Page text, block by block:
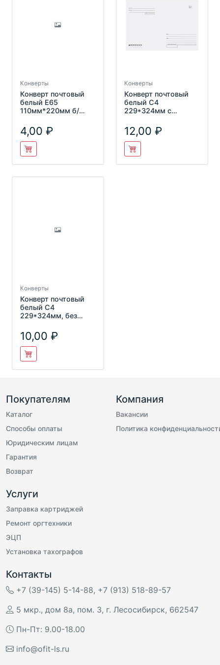
Конверты
Конверт почтовый
белый E65
110мм*220мм б/
4,00
Конверты
Конверт почтовый
белый С4
229*324мм с
отр. лента Ряжская
12,00
Конверты
Конверт почтовый
белый С4
229*324мм, без
запечаткой, 90гр/м2
10,00
Покупателям
Каталог
Способы оплаты
Юридическим лицам
Гарантия
Возврат
Компания
Вакансии
Политика
Услуги
Заправка картриджей
Ремонт оргтехники
ЭЦП
Установка тахографов
Контакты
+7 (39-145) 5-14-88, +7 (913) 518-89-57
5 мкр., дом 8а, пом. 3, г. Лесосибирск, 662547
Пн-Пт: 9.00-18.00
info@ofit-ls.ru